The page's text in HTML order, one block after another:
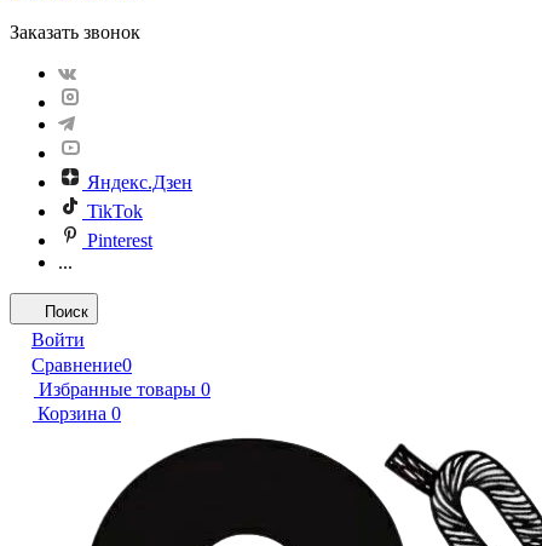
Заказать звонок
Яндекс.Дзен
TikTok
Pinterest
...
Поиск
Войти
Сравнение0
Избранные товары 0
Корзина 0